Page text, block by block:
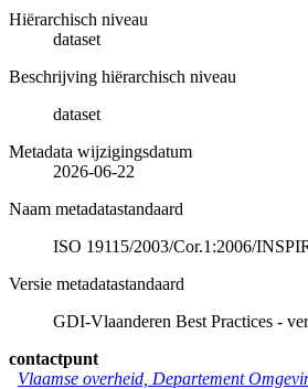
Hiërarchisch niveau
dataset
Beschrijving hiërarchisch niveau
dataset
Metadata wijzigingsdatum
2026-06-22
Naam metadatastandaard
ISO 19115/2003/Cor.1:2006/
Versie metadatastandaard
GDI-Vlaanderen Best Practices -
contactpunt
Vlaamse overheid, Departement